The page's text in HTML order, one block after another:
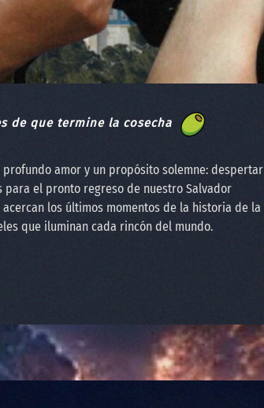
de que termine la cosecha
profundo amor y un propósito solemne: despertar
para el pronto regreso de nuestro Salvador
acercan los últimos momentos de la historia de la
que iluminan cada rincón del mundo.